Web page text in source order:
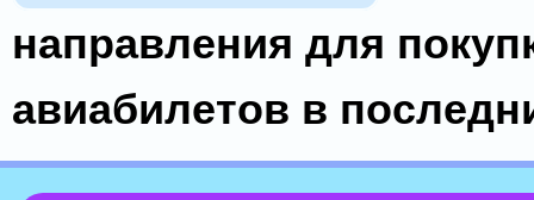
направления для
авиабилетов в